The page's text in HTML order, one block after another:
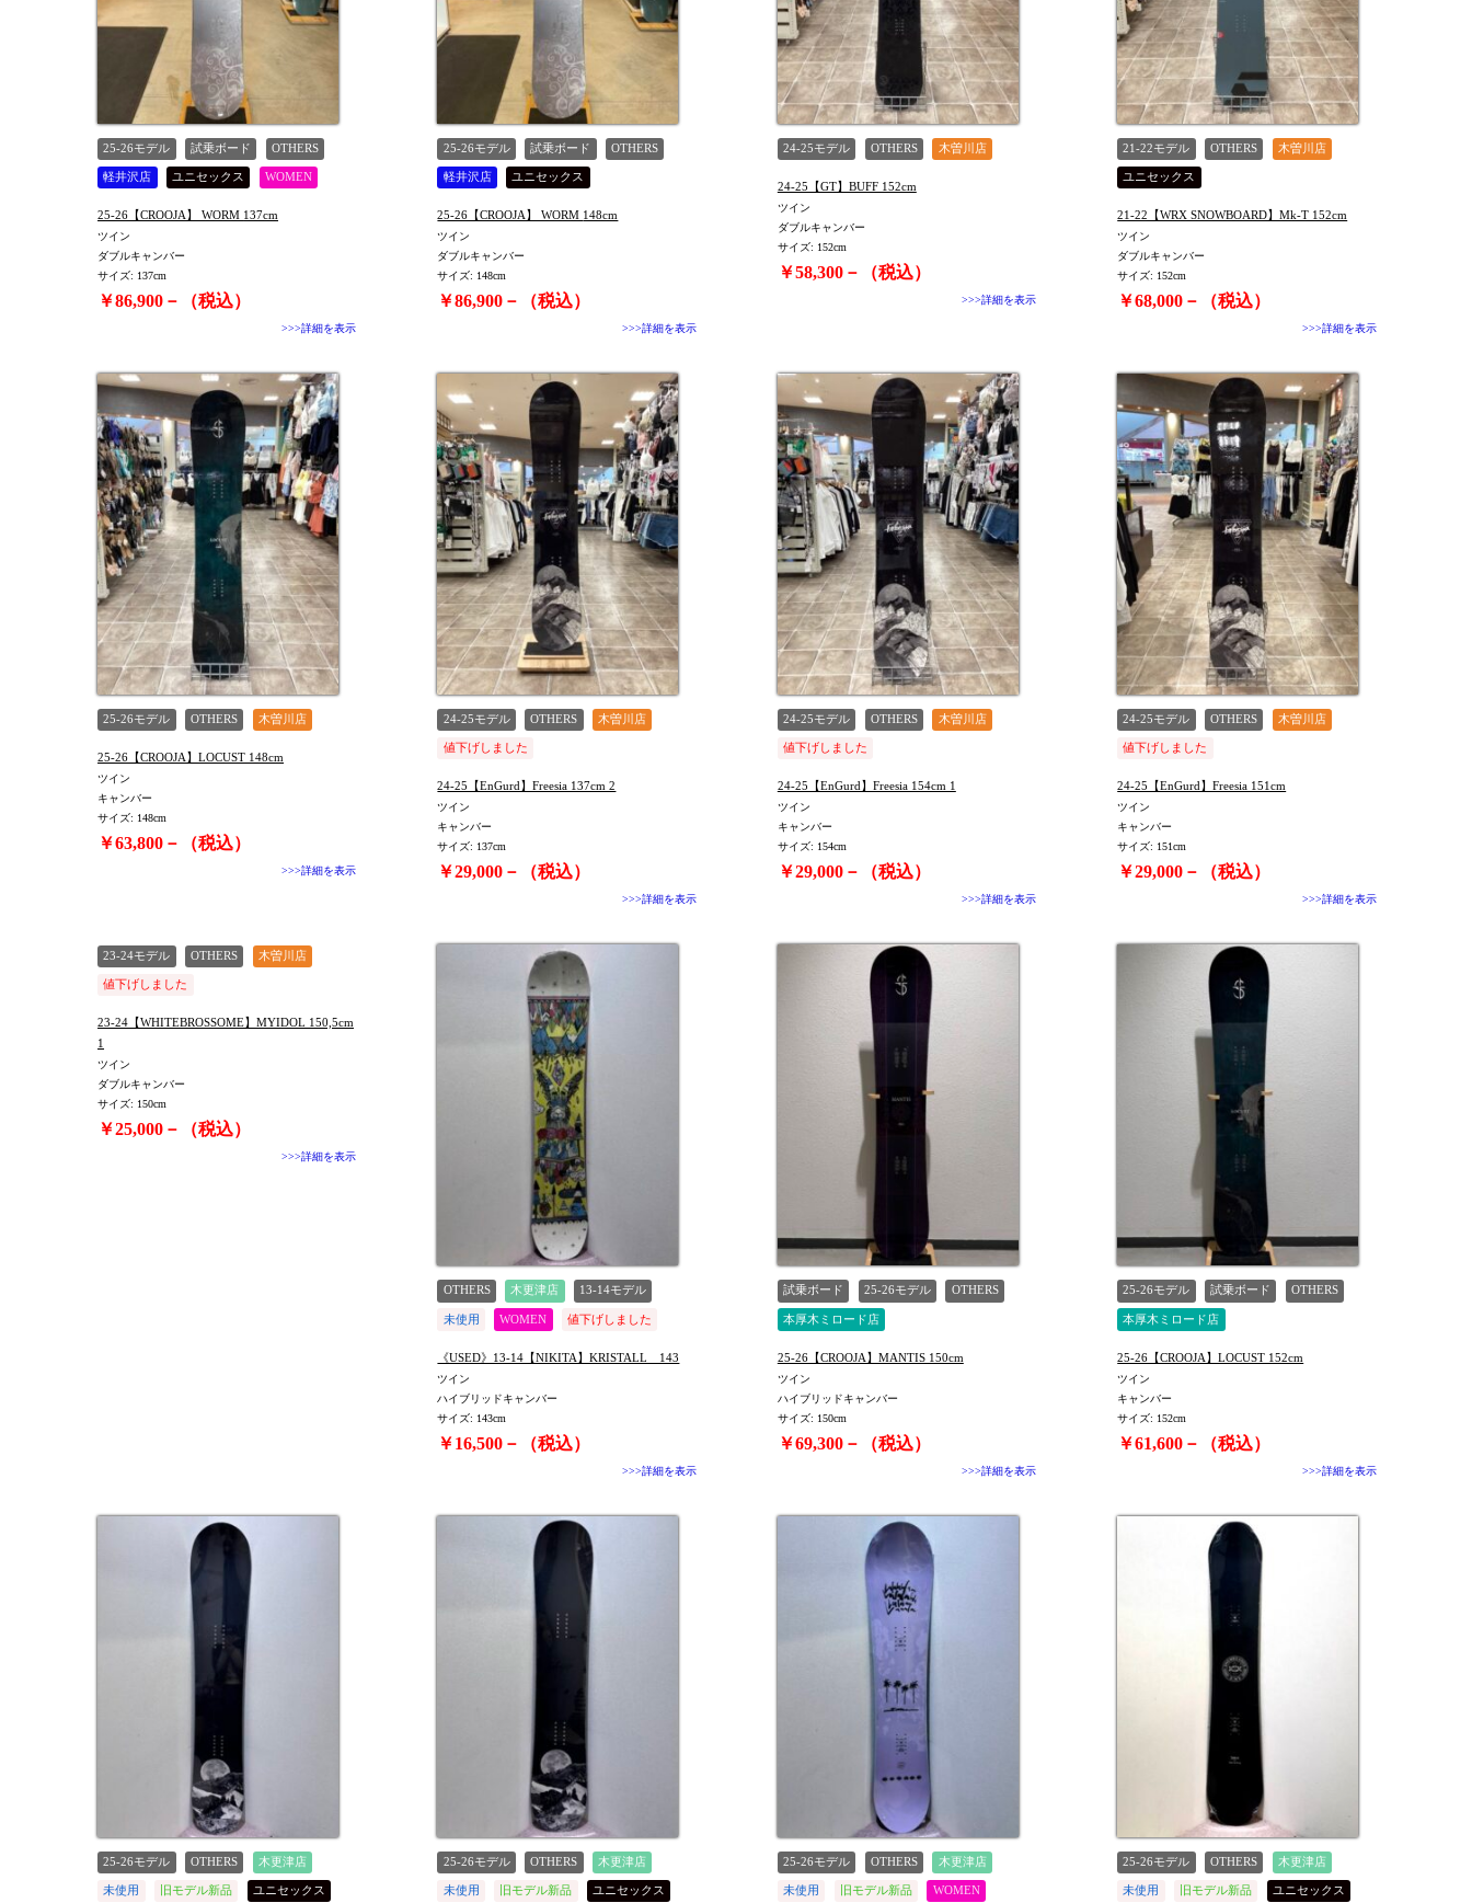
TYPE
25-26モデル 試乗ボード OTHERS
軽井沢店 ユニセックス WOMEN
25-26【CROOJA】 WORM 137cm
ツイン
ダブルキャンバー
サイズ: 137cm
￥86,900－（税込）
>>>詳細を表示
25-26モデル 試乗ボード OTHERS
軽井沢店 ユニセックス
25-26【CROOJA】 WORM 148cm
ツイン
ダブルキャンバー
サイズ: 148cm
￥86,900－（税込）
>>>詳細を表示
24-25モデル OTHERS 木曽川店
24-25【GT】BUFF 152cm
ツイン
ダブルキャンバー
サイズ: 152cm
￥58,300－（税込）
>>>詳細を表示
21-22モデル OTHERS 木曽川店
ユニセックス
21-22【WRX SNOWBOARD】Mk-T 152cm
ツイン
ダブルキャンバー
サイズ: 152cm
￥68,000－（税込）
>>>詳細を表示
25-26モデル OTHERS 木曽川店
25-26【CROOJA】LOCUST 148cm
ツイン
キャンバー
サイズ: 148cm
￥63,800－（税込）
>>>詳細を表示
24-25モデル OTHERS 木曽川店
値下げしました
24-25【EnGurd】Freesia 137cm 2
ツイン
キャンバー
サイズ: 137cm
￥29,000－（税込）
>>>詳細を表示
24-25モデル OTHERS 木曽川店
値下げしました
24-25【EnGurd】Freesia 154cm 1
ツイン
キャンバー
サイズ: 154cm
￥29,000－（税込）
>>>詳細を表示
24-25モデル OTHERS 木曽川店
値下げしました
24-25【EnGurd】Freesia 151cm
ツイン
キャンバー
サイズ: 151cm
￥29,000－（税込）
>>>詳細を表示
23-24モデル OTHERS 木曽川店
値下げしました
23-24【WHITEBROSSOME】MYIDOL 150,5cm
1
ツイン
ダブルキャンバー
サイズ: 150cm
￥25,000－（税込）
>>>詳細を表示
OTHERS 木更津店 13-14モデル
未使用 WOMEN 値下げしました
《USED》13-14【NIKITA】KRISTALL 143
ツイン
ハイブリッドキャンバー
サイズ: 143cm
￥16,500－（税込）
>>>詳細を表示
試乗ボード 25-26モデル OTHERS
本厚木ミロード店
25-26【CROOJA】MANTIS 150cm
ツイン
ハイブリッドキャンバー
サイズ: 150cm
￥69,300－（税込）
>>>詳細を表示
25-26モデル 試乗ボード OTHERS
本厚木ミロード店
25-26【CROOJA】LOCUST 152cm
ツイン
キャンバー
サイズ: 152cm
￥61,600－（税込）
>>>詳細を表示
25-26モデル OTHERS 木更津店
未使用 旧モデル新品 ユニセックス
25-26モデル OTHERS 木更津店
未使用 旧モデル新品 ユニセックス
25-26モデル OTHERS 木更津店
未使用 旧モデル新品 WOMEN
25-26モデル OTHERS 木更津店
未使用 旧モデル新品 ユニセックス